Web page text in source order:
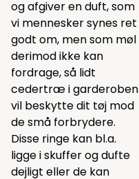
og afgiver en duft, som
vi mennesker synes ret
godt om, men som møl
derimod ikke kan
fordrage, så lidt
cedertræ i garderoben
vil beskytte dit tøj mod
de små forbrydere.
Disse ringe kan bl.a.
ligge i skuffer og dufte
dejligt eller de kan